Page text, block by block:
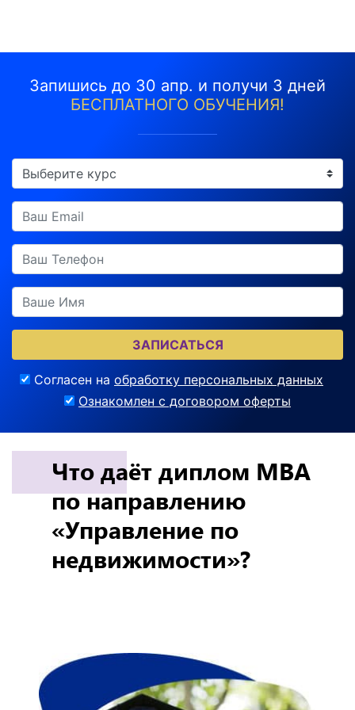
Запишись до 30 апр. и получи 3 дней
БЕСПЛАТНОГО ОБУЧЕНИЯ!
ЗАПИСАТЬСЯ
Согласен на обработку персональных данных
Ознакомлен с договором оферты
Что даёт диплом MBA
по направлению
«Управление по
недвижимости»?